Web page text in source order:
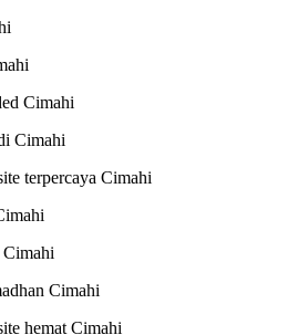
Cimahi
Cimahi
terpercaya Cimahi
Cimahi
hemat Cimahi